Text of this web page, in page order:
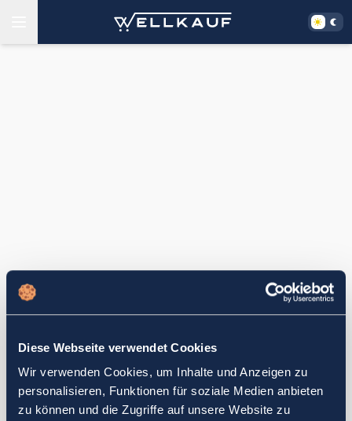
Diese Webseite verwendet Cookies
Wir verwenden Cookies, um Inhalte und Anzeigen zu
personalisieren, Funktionen für soziale Medien anbieten
zu können und die Zugriffe auf unsere Website zu